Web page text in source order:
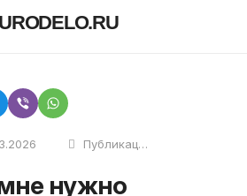
Публикации